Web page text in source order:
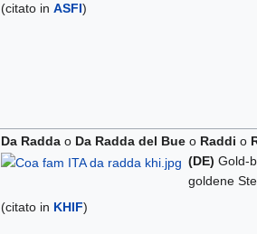
(citato in ASFI)
Da Raddao Da Radda del Bueo Raddi o
(DE) Gold-
goldene
(citato in KHIF)